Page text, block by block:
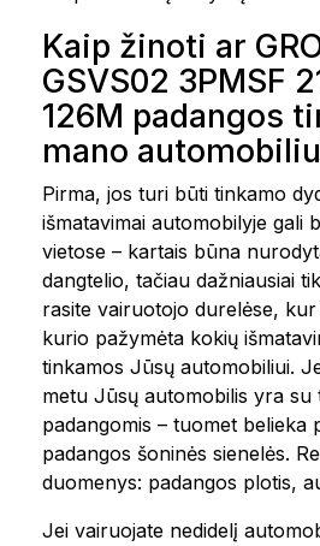
Kaip žinoti ar
GSVS02 3PMSF
126M padangos
mano
Pirma, jos turi būti tinkamo
išmatavimai automobilyje gali
vietose – kartais būna
dangtelio, tačiau dažniausiai
rasite vairuotojo durelėse,
kurio pažymėta kokių
tinkamos Jūsų automobiliui.
metu Jūsų automobilis yra su
padangomis – tuomet belieka
padangos šoninės sienelės.
duomenys: padangos plotis,
Jei vairuojate nedidelį